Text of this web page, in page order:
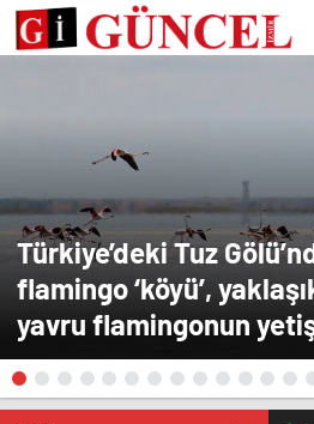
Türkiye’deki Tuz
flamingo ‘köyü’,
yavru flamingonun
yardımcı oluyor.